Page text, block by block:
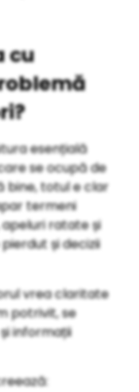
cu
esențială
se ocupă de
bine, totul e clar
termeni
ratate și
și decizii
vrea claritate
potrivit, se
informații